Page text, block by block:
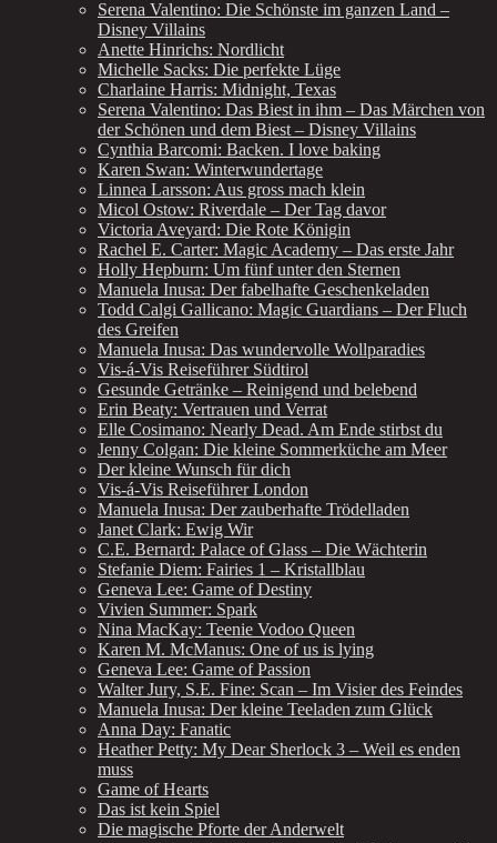
Serena Valentino: Die Schönste im ganzen Land –
Disney Villains
Anette Hinrichs: Nordlicht
Michelle Sacks: Die perfekte Lüge
Charlaine Harris: Midnight, Texas
Serena Valentino: Das Biest in ihm – Das Märchen von
der Schönen und dem Biest – Disney Villains
Cynthia Barcomi: Backen. I love baking
Karen Swan: Winterwundertage
Linnea Larsson: Aus gross mach klein
Micol Ostow: Riverdale – Der Tag davor
Victoria Aveyard: Die Rote Königin
Rachel E. Carter: Magic Academy – Das erste Jahr
Holly Hepburn: Um fünf unter den Sternen
Manuela Inusa: Der fabelhafte Geschenkeladen
Todd Calgi Gallicano: Magic Guardians – Der Fluch
des Greifen
Manuela Inusa: Das wundervolle Wollparadies
Vis-á-Vis Reiseführer Südtirol
Gesunde Getränke – Reinigend und belebend
Erin Beaty: Vertrauen und Verrat
Elle Cosimano: Nearly Dead. Am Ende stirbst du
Jenny Colgan: Die kleine Sommerküche am Meer
Der kleine Wunsch für dich
Vis-á-Vis Reiseführer London
Manuela Inusa: Der zauberhafte Trödelladen
Janet Clark: Ewig Wir
C.E. Bernard: Palace of Glass – Die Wächterin
Stefanie Diem: Fairies 1 – Kristallblau
Geneva Lee: Game of Destiny
Vivien Summer: Spark
Nina MacKay: Teenie Vodoo Queen
Karen M. McManus: One of us is lying
Geneva Lee: Game of Passion
Walter Jury, S.E. Fine: Scan – Im Visier des Feindes
Manuela Inusa: Der kleine Teeladen zum Glück
Anna Day: Fanatic
Heather Petty: My Dear Sherlock 3 – Weil es enden
muss
Game of Hearts
Das ist kein Spiel
Die magische Pforte der Anderwelt